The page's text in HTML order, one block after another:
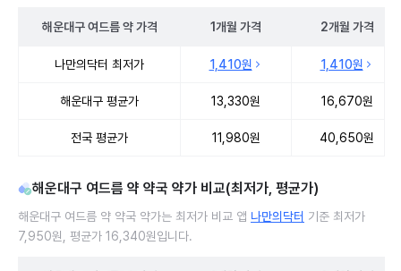
해운대구 여드름 약가격 1개월 가격 2개월 가격
나만의닥터 최저가 1,410원 1,410원
해운대구 평균가 13,330원 16,670원
전국 평균가 11,980원 40,650원
해운대구 여드름 약 약국 약가 비교(최저가, 평균가)
해운대구 여드름 약 약국 약가는 최저가 비교 앱 나만의닥터 기준 최저가
7,950원, 평균가 16,340원입니다.